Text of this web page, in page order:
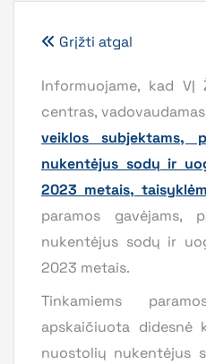
Grįžti atgal
Informuojame, kad VĮ
centras,
veiklos subjektams,
nukentėjus sodų ir
2023 metais,
paramos gavėjams,
nukentėjus sodų ir
2023 metais.
Tinkamiems
apskaičiuota didesnė
nuostolių nukentėjus